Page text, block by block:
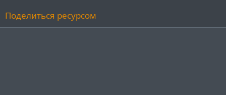
Поделиться ресурсом